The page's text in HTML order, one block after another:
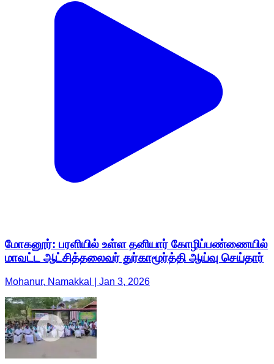
மோகனூர்: பரளியில் உள்ள தனியார் கோழிப்பண்ணையில்
மாவட்ட ஆட்சித்தலைவர் துர்காமூர்த்தி ஆய்வு செய்தார்
Mohanur, Namakkal | Jan 3, 2026